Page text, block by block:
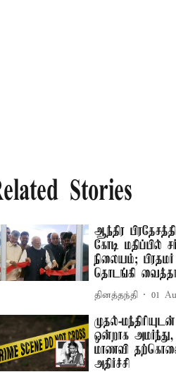
Stories
ஆந்திர
கோடி மதிப்பில்
நிலையம்;
தொடங்கி
தினத்தந்தி 01
முதல்-
ஒன்றாக
மாணவி
அதிர்ச்சி